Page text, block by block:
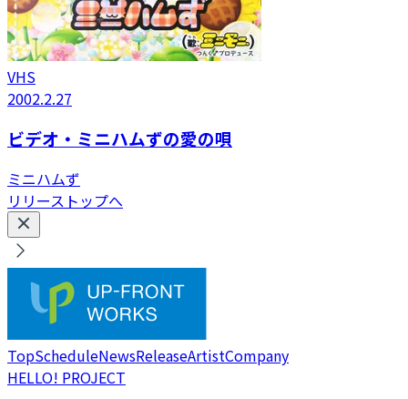
VHS
2002.2.27
ビデオ・ミニハムずの愛の唄
ミニハムず
リリーストップへ
TopScheduleNewsReleaseArtistCompany
HELLO! PROJECT